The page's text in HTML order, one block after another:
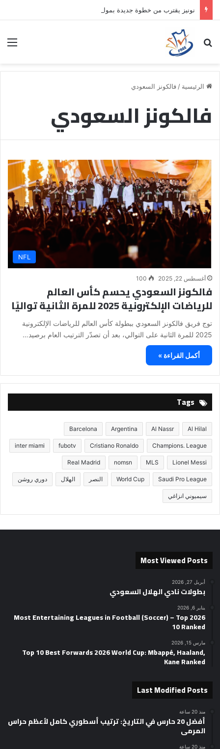
نونيز يقترب من خطوة جديدة بموافقة الهلال
بحث عن
الرئيسية / فالكونز السعودي
فالكونز السعودي
NFL
أغسطس 22, 2025 100
فالكونز السعودي يحسم كأس العالم
للرياضات الإلكترونية 2025 للمرة الثانية تواليًا
توج فريق فالكونز السعودي ببطولة كأس العالم للرياضات الإلكترونية
2025 للمرة الثانية على التوالي، بعد أن تصدّر الترتيب العام برصيد…
أكمل القراءة »
Tags
Al Hilal
Al Nassr
Argentina
Barcelona
Champions. League
Cristiano Ronaldo
fubotv
inter miami
Lionel Messi
MLS
nomsn
Real Madrid
Saudi Pro League
World Cup النصر الهلال دوري روشن
سيميوني انزاغي
Most Viewed Posts
أبريل 27, 2026
بطولات نادي الهلال السعودي
يناير 6, 2026
2026 Most Entertaining Leagues in Football (Soccer) – Top
10 Ranked
مارس 15, 2026
Top 10 Best Forwards 2026 World Cup: Mbappé, Haaland,
Kane Ranked
Last Modified Posts
منذ 20 ساعة
أفضل 20 حارس في التاريخ: ترتيب أسطوري كامل لأعظم حراس
المرمى
منذ 20 ساعة